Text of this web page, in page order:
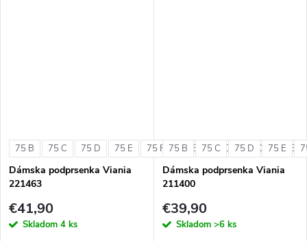
75 B 75 C 75 D 75 E 75 F 80 B 80 C 80 D 80 E
Dámska podprsenka Viania
221463
€41,90
Skladom 4 ks
75 B 75 C 75 D 75 E
Dámska podprsenka Viania
211400
€39,90
Skladom >6 ks